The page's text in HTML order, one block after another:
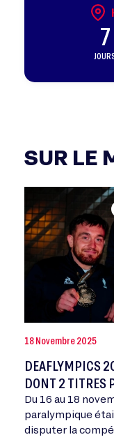
7
SUR LE
18 Novembre 2025
DEAFLYMPICS
DONT 2 TITRES
Du 16 au 18
paralympique
disputer la